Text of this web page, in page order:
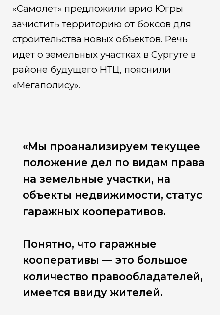
«Самолет» предложили врио Югры
зачистить территорию от боксов для
строительства новых объектов. Речь
идет о земельных участках в Сургуте в
районе будущего НТЦ, пояснили
«Мегаполису».
«Мы проанализируем текущее
положение дел по видам права
на земельные участки, на
объекты недвижимости, статус
гаражных кооперативов.
Понятно, что гаражные
кооперативы — это большое
количество правообладателей,
имеется ввиду жителей.